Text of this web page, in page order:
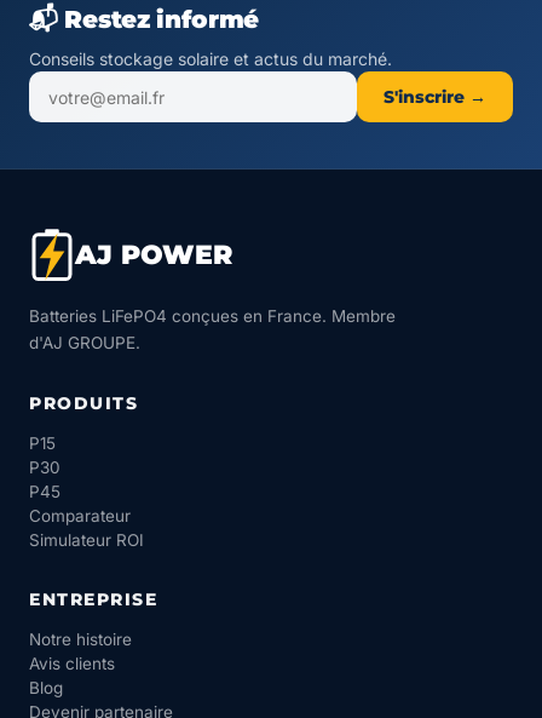
📬 Restez informé
Conseils stockage solaire et actus du marché.
S'inscrire →
AJ POWER
Batteries LiFePO4 conçues en France. Membre
d'AJ GROUPE.
PRODUITS
P15
P30
P45
Comparateur
Simulateur ROI
ENTREPRISE
Notre histoire
Avis clients
Blog
Devenir partenaire